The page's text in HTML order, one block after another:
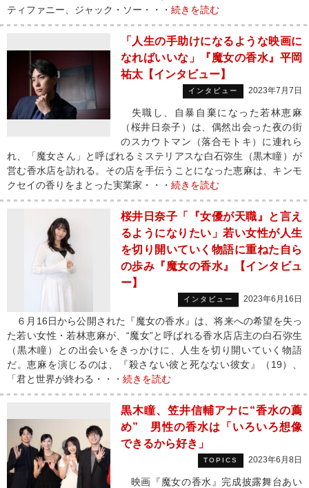
ティファニー、ジャック・ソー・・・ 続きを読む
「人生の手助けになるような映画に
なればいいな」『魔女の香水』平岡
祐太【インタビュー】
インタビュー 2023年7月7日
失職し、自暴自棄になった若林恵麻
（桜井日奈子）は、偶然出会った夜の街
のスカウトマン（落合モトキ）に連れら
れ、「魔女さん」と呼ばれるミステリアスな白石弥生（黒木瞳）が
営む香水店を訪れる。その店を手伝うことになった恵麻は、キンモ
クセイの香りをまとった実業家・・・ 続きを読む
桜井日奈子「『女優が天職』と言え
るようになりたい」若い女性が人生
を切り開いていく物語に重ねた自ら
の歩み『魔女の香水』【インタビュ
ー】
インタビュー 2023年6月16日
６月16日から公開された『魔女の香水』は、将来への希望を失っ
た若い女性・若林恵麻が、“魔女”と呼ばれる香水店店主の白石弥生
（黒木瞳）との出会いをきっかけに、人生を切り開いていく物語
だ。恵麻を演じるのは、『殺さない彼と死なない彼女』（19）、
「君と世界が終わる・・・ 続きを読む
黒木瞳、笠井信輔アナに“香水の薦
め” 男性の香水は「いろいろ想像
できるから好き」
TOPICS 2023年6月8日
映画『魔女の香水』完成披露舞台あい